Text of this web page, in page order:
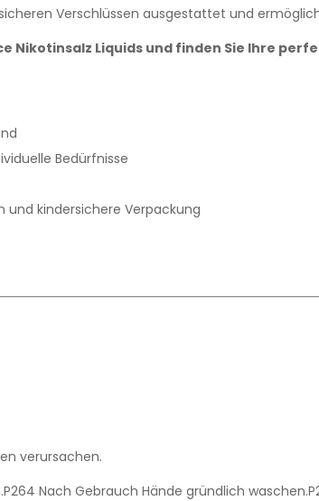
Verschlüssen ausgestattet und
Nikotinsalz Liquids und finden Sie Ihre
Bedürfnisse
und kindersichere Verpackung
verursachen.
Nach Gebrauch Hände gründlich